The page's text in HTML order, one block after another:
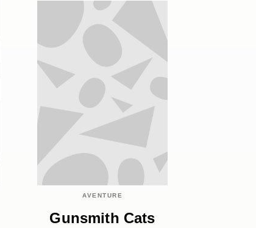
AVENTURE
Gunsmith Cats